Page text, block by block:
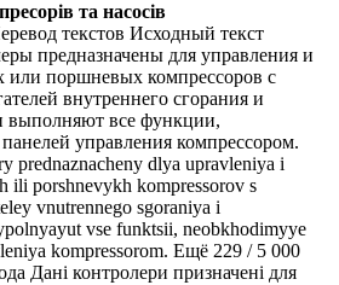
та насосів
текстов Исходный текст
предназначены для управления и
или поршневых компрессоров с
внутреннего сгорания и
выполняют все функции,
управления компрессором.
prednaznacheny dlya upravleniya i
ili porshnevykh kompressorov s
vnutrennego sgoraniya i
vse funktsii, neobkhodimyye
kompressorom. Ещё 229 / 5 000
Дані контролери призначені для